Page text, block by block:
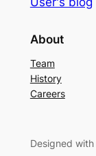
About
Team
History
Careers
Designed with